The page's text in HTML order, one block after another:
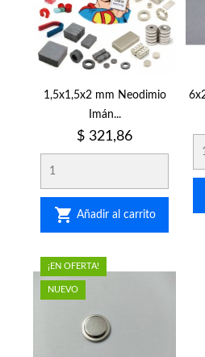
1,5x1,5x2 mm Neodimio
Imán...
Precio
$ 321,86
 Añadir al carrito
¡EN OFERTA!
NUEVO